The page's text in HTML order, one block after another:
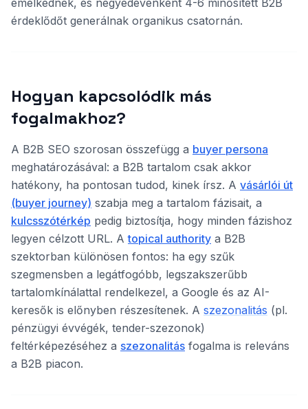
emelkednek, és negyedévenként 4-6 minősített B2B
érdeklődőt generálnak organikus csatornán.
Hogyan kapcsolódik más
fogalmakhoz?
A B2B SEO szorosan összefügg a buyer persona
meghatározásával: a B2B tartalom csak akkor
hatékony, ha pontosan tudod, kinek írsz. A vásárlói út
(buyer journey) szabja meg a tartalom fázisait, a
kulcsszótérkép pedig biztosítja, hogy minden fázishoz
legyen célzott URL. Atopical authority a B2B
szektorban különösen fontos: ha egy szűk
szegmensben a legátfogóbb, legszakszerűbb
tartalomkínálattal rendelkezel, a Google és az AI-
keresők is előnyben részesítenek. A szezonalitás (pl.
pénzügyi évvégék, tender-szezonok)
feltérképezéséhez a szezonalitás fogalma is releváns
a B2B piacon.